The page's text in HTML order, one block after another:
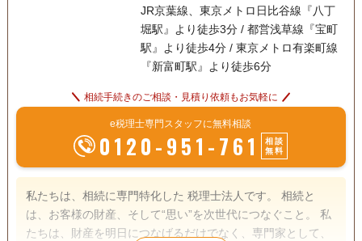
JR京葉線、東京メトロ日比谷線『八丁
堀駅』より徒歩3分 / 都営浅草線『宝町
駅』より徒歩4分 / 東京メトロ有楽町線
『新富町駅』より徒歩6分
相続手続きのご相談・見積り依頼もお気軽に
e税理士専門スタッフに無料相談
0120-951-761
相談
無料
私たちは、相続に専門特化した 税理士法人です。 相続と
は、お客様の財産、そして“思い”を次世代につなぐこと。 私
たちは、財産を明日につなげるだけでなく、専門家として、